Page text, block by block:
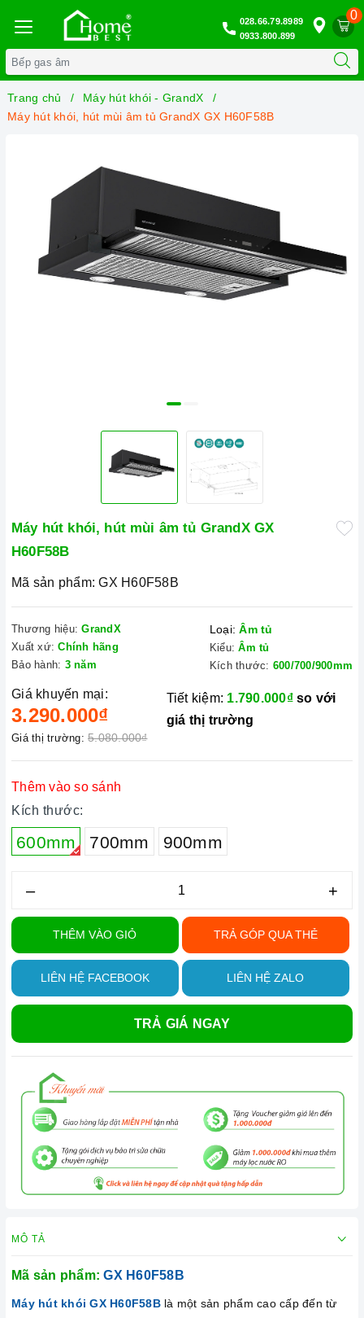
0
028.66.79.8989
0933.800.899
Trang chủ
Máy hút khói - GrandX
Máy hút khói, hút mùi âm tủ GrandX GX H60F58B
Máy hút khói, hút mùi âm tủ GrandX GX
H60F58B
Mã sản phẩm: GX H60F58B
Thương hiệu: GrandX
Xuất xứ: Chính hãng
Bảo hành: 3 năm
Loại: Âm tủ
Kiểu: Âm tủ
Kích thước: 600/700/900mm
Giá khuyến mại:
3.290.000₫
Giá thị trường: 5.080.000₫
Tiết kiệm: 1.790.000₫ so với
giá thị trường
Thêm vào so sánh
Kích thước:
600mm 700mm 900mm
– +
THÊM VÀO GIỎ TRẢ GÓP QUA THẺ
LIÊN HỆ FACEBOOK LIÊN HỆ ZALO
TRẢ GIÁ NGAY
MÔ TẢ
Mã sản phẩm:GX H60F58B
Máy hút khói GX H60F58B là một sản phẩm cao cấp đến từ